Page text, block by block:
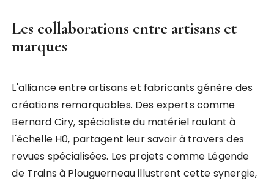
Les collaborations entre artisans et
marques
L'alliance entre artisans et fabricants génère des
créations remarquables. Des experts comme
Bernard Ciry, spécialiste du matériel roulant à
l'échelle H0, partagent leur savoir à travers des
revues spécialisées. Les projets comme Légende
de Trains à Plouguerneau illustrent cette synergie,